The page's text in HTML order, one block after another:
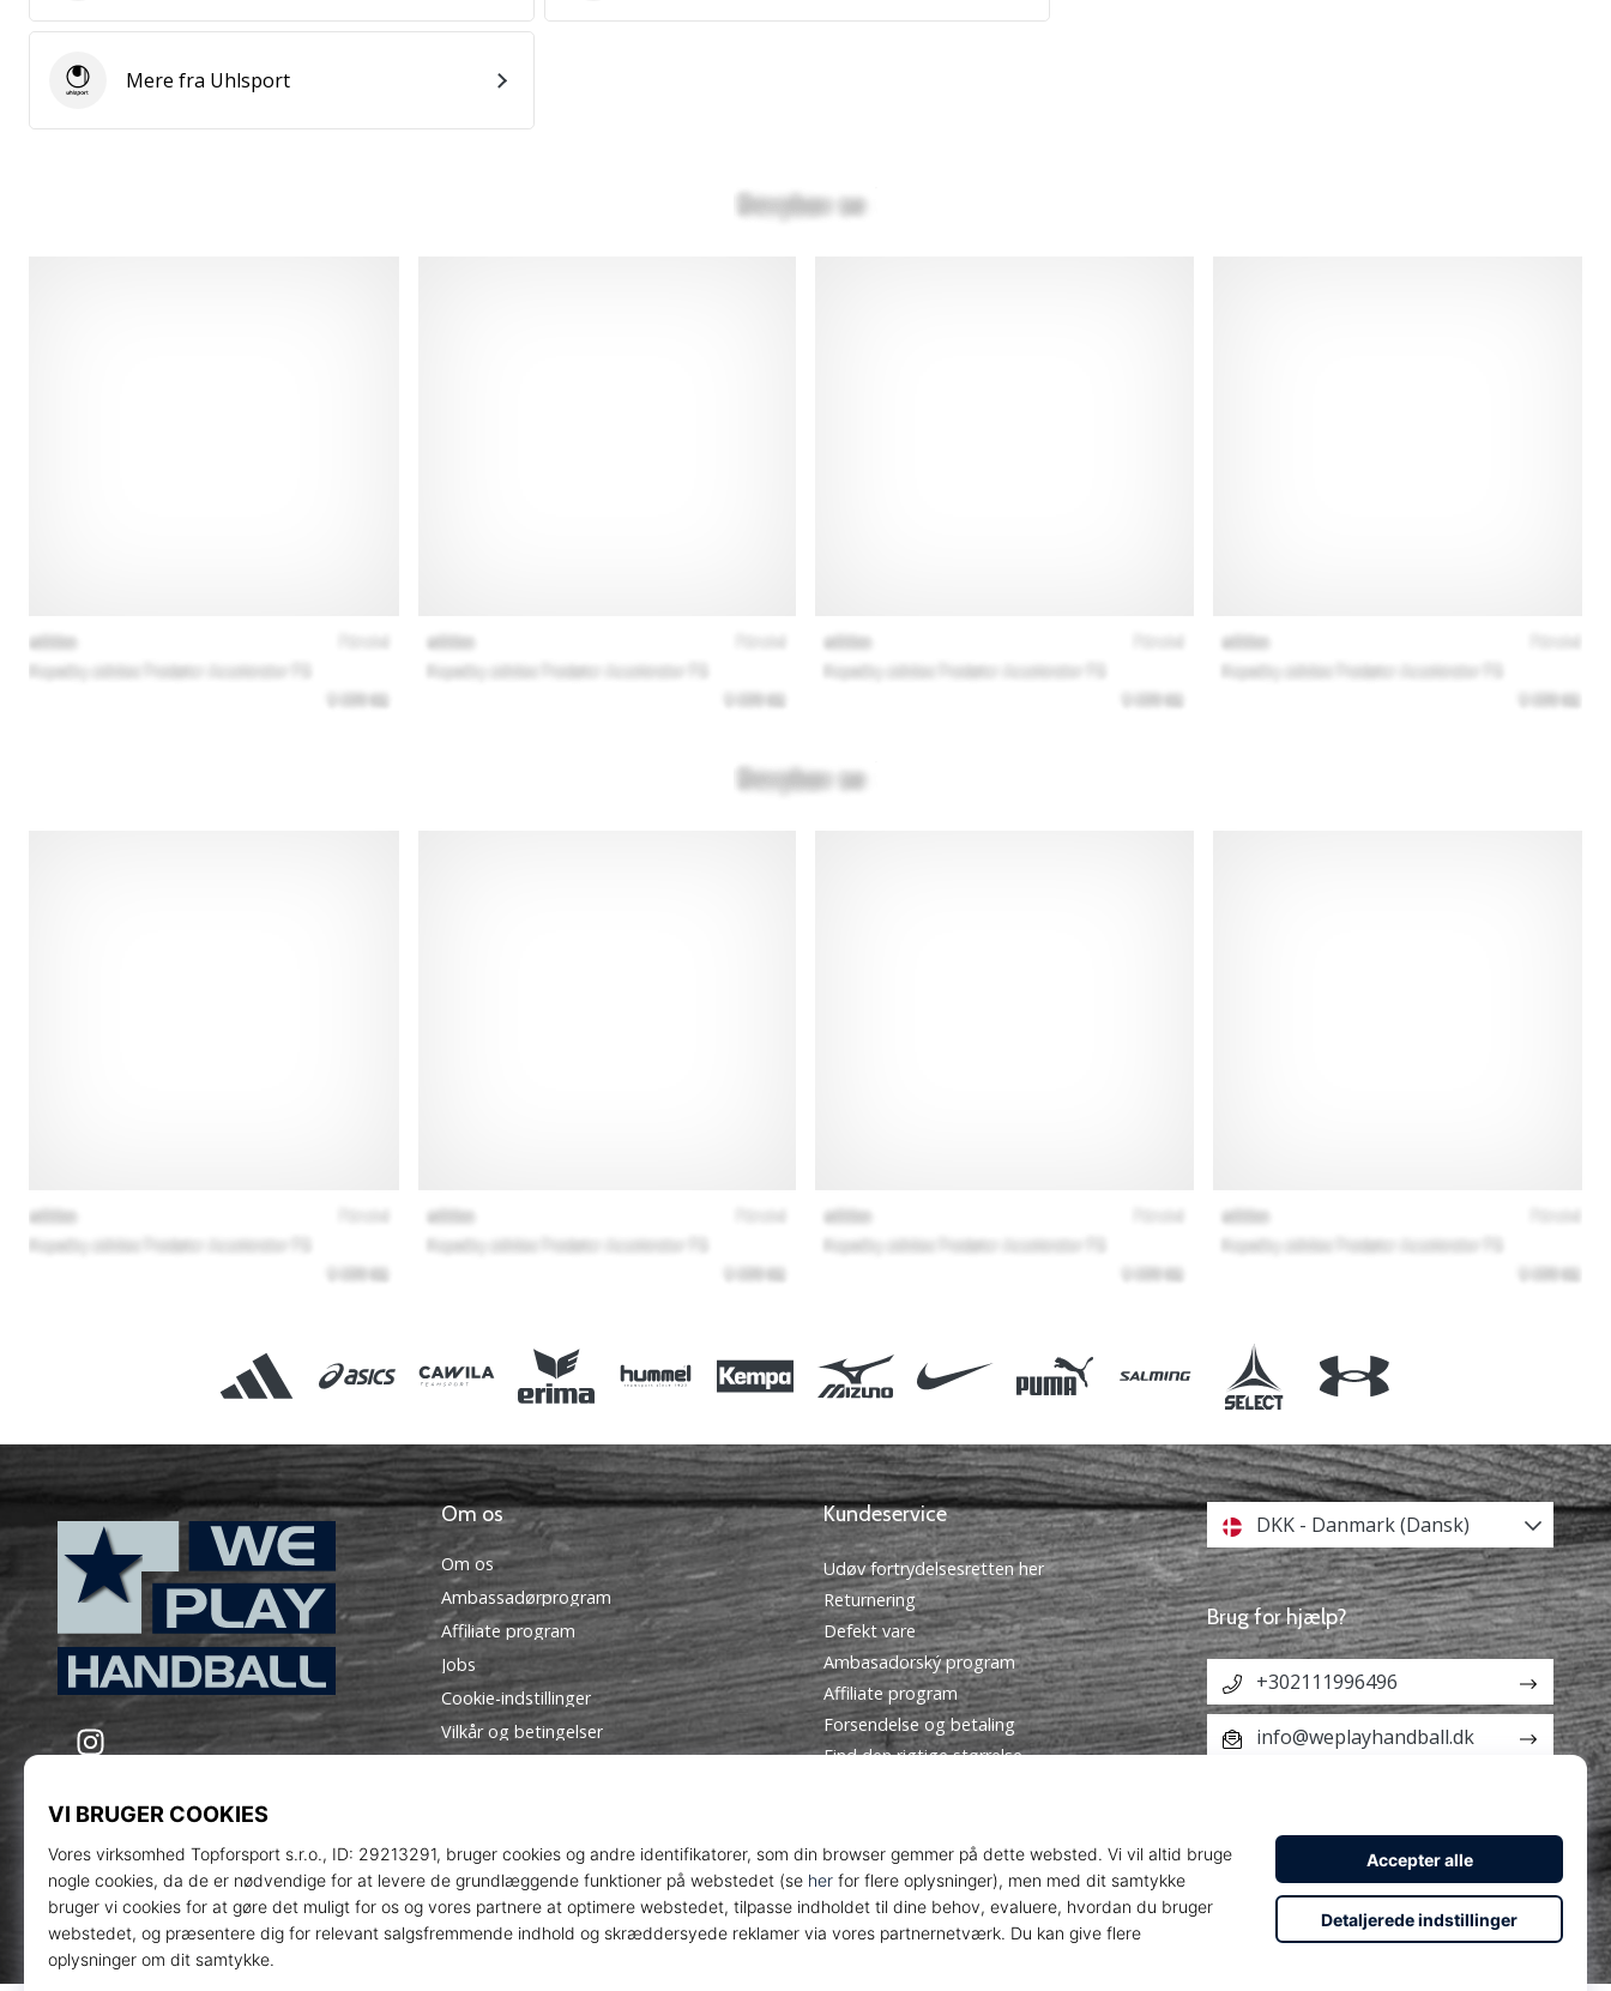
UhlsportMere fra Uhlsport
WePlayHandball.dk
Instagram
Om os
Om os
Ambassadørprogram
Affiliate program
Jobs
Cookie-indstillinger
Vilkår og betingelser
Kundeservice
Udøv fortrydelsesretten her
Returnering
Defekt vare
Ambasadorský program
Affiliate program
Forsendelse og betaling
Find den rigtige størrelse
Privatlivspolitik
DKK - Danmark (Dansk)
Brug for hjælp?
+302111996496
info@weplayhandball.dk